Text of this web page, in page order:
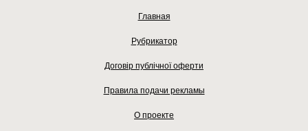
Главная
Рубрикатор
Договір публічної оферти
Правила подачи рекламы
О проекте